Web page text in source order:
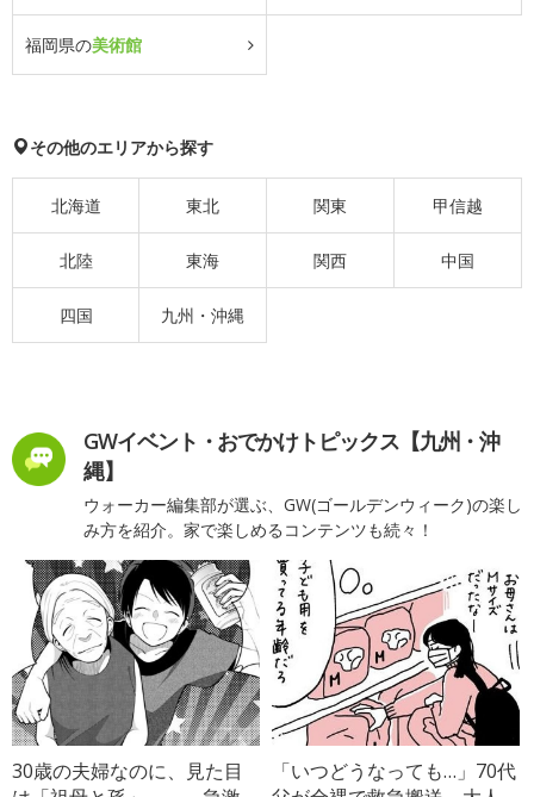
福岡県の美術館
その他のエリアから探す
北海道 東北 関東 甲信越
北陸 東海 関西 中国
四国 九州・沖縄
GWイベント・おでかけトピックス【九州・沖
縄】
ウォーカー編集部が選ぶ、GW(ゴールデンウィーク)の楽し
み方を紹介。家で楽しめるコンテンツも続々！
30歳の夫婦なのに、見た目
「いつどうなっても…」70代